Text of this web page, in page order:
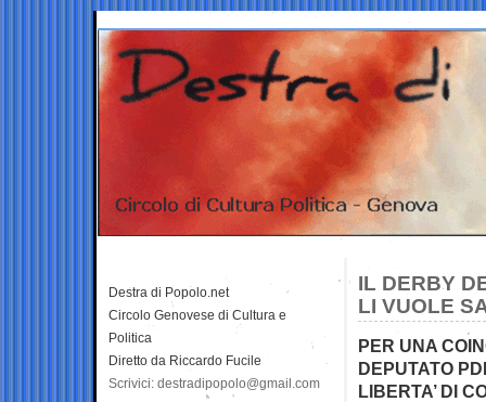
IL DERBY
LI VUOLE
PER UNA
DEPUTATO
LIBERTA’ DI
Destra di Popolo.net
Circolo Genovese di Cultura e
Politica
Diretto da Riccardo Fucile
Scrivici: destradipopolo@gmail.com